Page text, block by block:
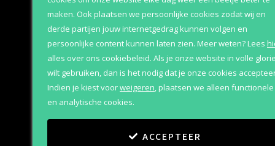
Merken
Geschenksets
Aanbiedingen
Retourneren
Bezorging
2026 Parfum Outlet
maken. Ook plaatsen we persoonlijke cookies zodat wij en
derde partijen jouw internetgedrag kunnen volgen en
persoonlijke content kunnen laten zien. Meer weten?Lees
alles over ons cookiebeleid. Als je onze website in volle glorie
wilt gebruiken, dan is het nodig dat je onze cookies
Indien je kiest voorweigeren,plaatsen we alleen functionele
en analytische cookies.
ACCEPTEER